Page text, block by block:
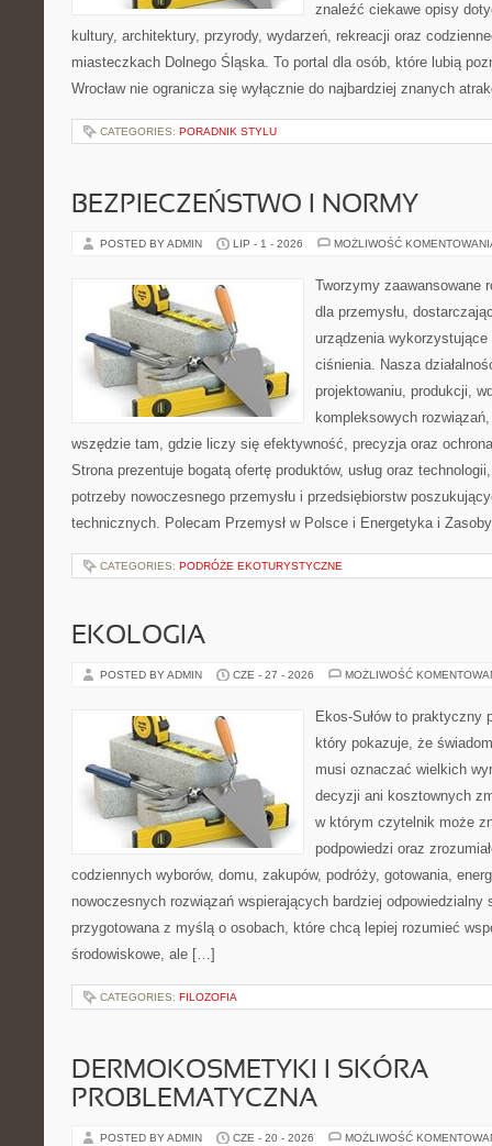
znaleźć ciekawe opisy
kultury, architektury, przyrody, wydarzeń, rekreacji oraz
miasteczkach Dolnego Śląska. To portal dla osób, które lubią
Wrocław nie ogranicza się wyłącznie do najbardziej znanych
CATEGORIES: PORADNIK STYLU
BEZPIECZEŃSTWO I NORMY
POSTED BY ADMIN LIP - 1 - 2026 MOŻLIWOŚĆ
Tworzymy zaawansowane
dla przemysłu,
urządzenia
ciśnienia. Nasza
projektowaniu, produkcji,
kompleksowych
wszędzie tam, gdzie liczy się efektywność, precyzja oraz
Strona prezentuje bogatą ofertę produktów, usług oraz
potrzeby nowoczesnego przemysłu i przedsiębiorstw
technicznych. Polecam Przemysł w Polsce i Energetyka i
CATEGORIES: PODRÓŻE EKOTURYSTYCZNE
EKOLOGIA
POSTED BY ADMIN CZE - 27 - 2026 MOŻLIWOŚĆ
Ekos-Sułów to praktyczny
który pokazuje, że
musi oznaczać wielkich
decyzji ani kosztownych
w którym czytelnik może
podpowiedzi oraz
codziennych wyborów, domu, zakupów, podróży, gotowania,
nowoczesnych rozwiązań wspierających bardziej odpowiedzialny
przygotowana z myślą o osobach, które chcą lepiej rozumieć
środowiskowe, ale […]
CATEGORIES: FILOZOFIA
DERMOKOSMETYKI I SKÓRA
PROBLEMATYCZNA
POSTED BY ADMIN CZE - 20 - 2026 MOŻLIWOŚĆ